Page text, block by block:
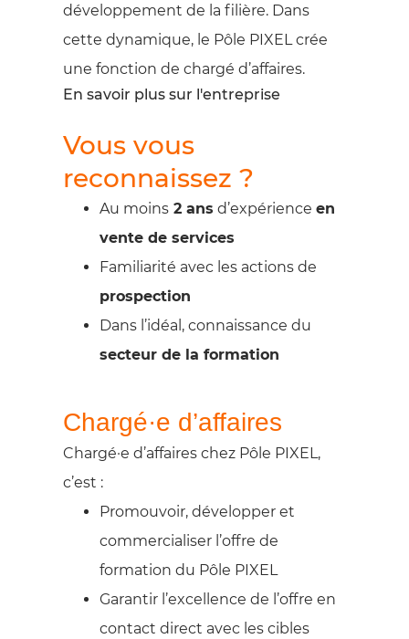
développement de la filière. Dans
cette dynamique, le Pôle PIXEL crée
une fonction de chargé d’affaires.
En savoir plus sur l'entreprise
Vous vous
reconnaissez ?
Au moins 2 ans d’expérience en
vente de services
Familiarité avec les actions de
prospection
Dans l’idéal, connaissance du
secteur de la formation
Chargé·e d’affaires
Chargé·e d’affaires chez Pôle PIXEL,
c’est :
Promouvoir, développer et
commercialiser l’offre de
formation du Pôle PIXEL
Garantir l’excellence de l’offre en
contact direct avec les cibles